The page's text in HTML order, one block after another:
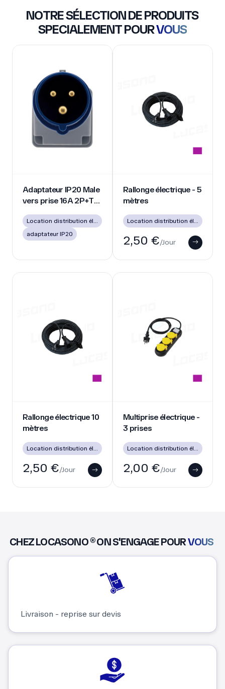
NOTRE SÉLECTION DE PRODUITS
SPECIALEMENT POURVOUS
Adaptateur IP20 Male
vers prise 16A 2P+T
adaptateur IP20
Rallonge électrique - 5
mètres
2,50 €/Jour
Rallonge électrique 10
mètres
Location distribution électrique
2,50 €/Jour
Multiprise électrique -
3 prises
Location distribution électrique
2,00 €/Jour
CHEZ LOCASONO ® ON S'ENGAGE POURVOUS
Livraison - reprise sur devis